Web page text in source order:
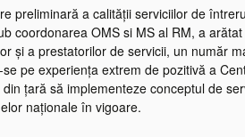
preliminară a calității serviciilor de
coordonarea OMS si MS al RM, a
și a prestatorilor de servicii, un număr
pe experiența extrem de pozitivă a
țară să implementeze conceptul de
naționale în vigoare.